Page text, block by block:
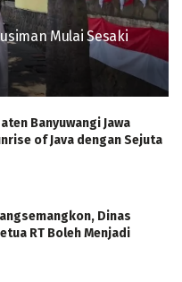
Mulai Sesaki
Banyuwangi Jawa
of Java dengan Sejuta
Dinas
RT Boleh Menjadi